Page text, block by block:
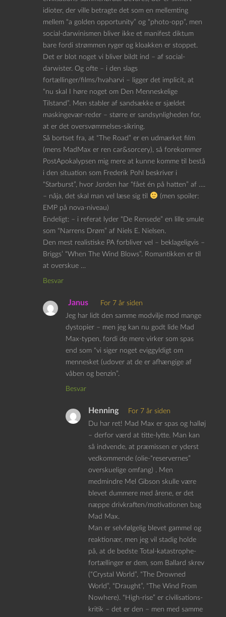
idioter, der ville betragte det som en mellemting
mellem “a golden opportunity” og “photo-opp”, men
social-darwinismen bliver ikke et manifest diktum
bare fordi strømmen ryger og kloakken er stoppet.
Det er blot noget vi bliver bildt ind – af social-
darwister. Og ofte – i den slags
fortællinger/films/hvaharvi – ligger det implicit, at
“nu skal I høre noget om Den Menneskelige
Tilstand”. Men stabler af sandsække er sjældet
maskingevær-reder – større er sandsynligheden for,
at er det oversvømmelses-sikring.
Så bortset fra, at “The Road” er en udmærket film
(mens MadMax er ren car&sorcery), så forekommer
PostApokalypsen mig mere at kunne komme til bestå
i den situation som Frederik Pohl beskriver i
“Starburst”, hvor Jorden har “fået én på hatten” af ….
– nåja, det skal man vel læse sig til
(men spoiler:
EMP på nova-niveau)
Endeligt: – i referat lyder “De Rensede” en lille smule
som “Narrens Drøm” af Niels E. Nielsen.
Den mest realistiske PA forbliver vel – beklageligvis –
Briggs’ “When The Wind Blows”. Romantikken er til
at overskue …
Besvar
Janus
For 7 år siden
Jeg har lidt den samme modvilje mod mange
dystopier – men jeg kan nu godt lide Mad
Max-typen, fordi de mere virker som spas
end som “vi siger noget eviggyldigt om
mennesket (udover at de er afhængige af
våben og benzin”.
Besvar
Henning
For 7 år siden
Du har ret! Mad Max er spas og halløj
– derfor værd at titte-lytte. Man kan
så indvende, at præmissen er yderst
vedkommende (olie-“reservernes”
overskuelige omfang) . Men
medmindre Mel Gibson skulle være
blevet dummere med årene, er det
næppe drivkraften/motivationen bag
Mad Max.
Man er selvfølgelig blevet gammel og
reaktionær, men jeg vil stadig holde
på, at de bedste Total-katastrophe-
fortællinger er dem, som Ballard skrev
(“Crystal World”, “The Drowned
World”, “Draught”, “The Wind From
Nowhere). “High-rise” er civilisations-
kritik – det er den – men med samme